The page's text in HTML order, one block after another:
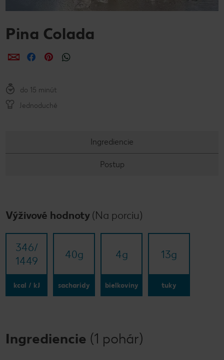
Pina Colada
ZdieľaťZdieľaťZdieľať
do 15 minút
Jednoduché
Ingrediencie
Postup
Výživové hodnoty (Na porciu)
346/​
1449
kcal / kJ
40g
sacharidy
4g
bielkoviny
13g
tuky
Ingrediencie (1 pohár)